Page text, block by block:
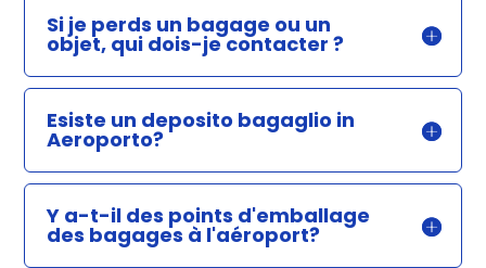
Si je perds un bagage ou un
objet, qui dois-je contacter ?
Esiste un deposito bagaglio in
Aeroporto?
Y a-t-il des points d'emballage
des bagages à l'aéroport?